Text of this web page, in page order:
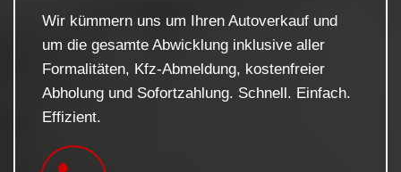
Wir kümmern uns um Ihren Autoverkauf und
um die gesamte Abwicklung inklusive aller
Formalitäten, Kfz-Abmeldung, kostenfreier
Abholung und Sofortzahlung. Schnell. Einfach.
Effizient.